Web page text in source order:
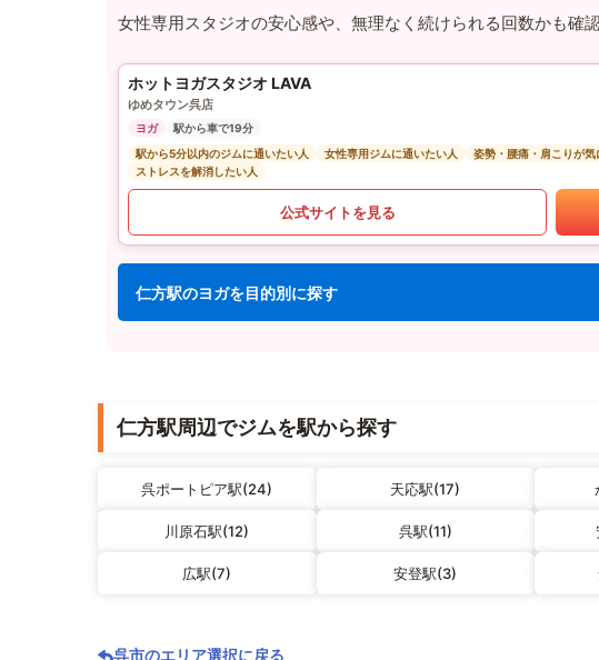
女性専用スタジオの安心感や、無理なく続けられる回数かも確認
ホットヨガスタジオ LAVA
ゆめタウン呉店
ヨガ
駅から車で19分
駅から5分以内のジムに通いたい人
女性専用ジムに通いたい人 姿勢・腰痛・肩こりが気
ストレスを解消したい人
公式サイトを見る
仁方駅のヨガを目的別に探す
仁方駅周辺でジムを駅から探す
呉ポートピア駅(24) 天応駅(17)
川原石駅(12) 呉駅(11)
広駅(7) 安登駅(3)
呉市のエリア選択に戻る